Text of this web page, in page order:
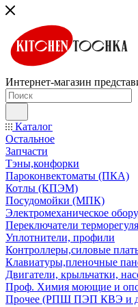
Интернет-магазин
Каталог
Остальное
Запчасти
Тэны,конфорки
Пароконвектоматы (ПКА)
Котлы (КПЭМ)
Посудомойки (МПК)
Электромеханическое
Переключатели
Уплотнители, профили
Контроллеры,силовые
Клавиатуры,пленочные
Двигатели, крыльчатки,
Проф. Химия моющие и
Прочее (РПШ ПЭП КВЭ и